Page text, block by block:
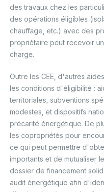
des travaux chez les
des opérations éligibles
chauffage, etc.) avec des
propriétaire peut recevoir
charge.
Outre les CEE, d'autres
les conditions d'éligibilité :
territoriales, subventions
modestes, et dispositifs
précarité énergétique. De
les copropriétés pour
ce qui peut permettre
importants et de mutualiser
dossier de financement
audit énergétique afin